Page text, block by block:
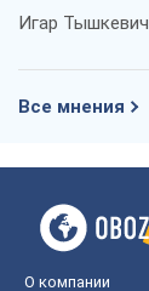
Игар Тышкевич
Все мнения
О компании